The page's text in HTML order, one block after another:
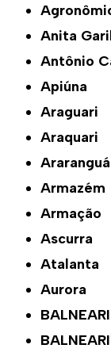
Anita
Antônio
Apiúna
Araguari
Araquari
Araranguá
Armazém
Armação
Ascurra
Atalanta
Aurora